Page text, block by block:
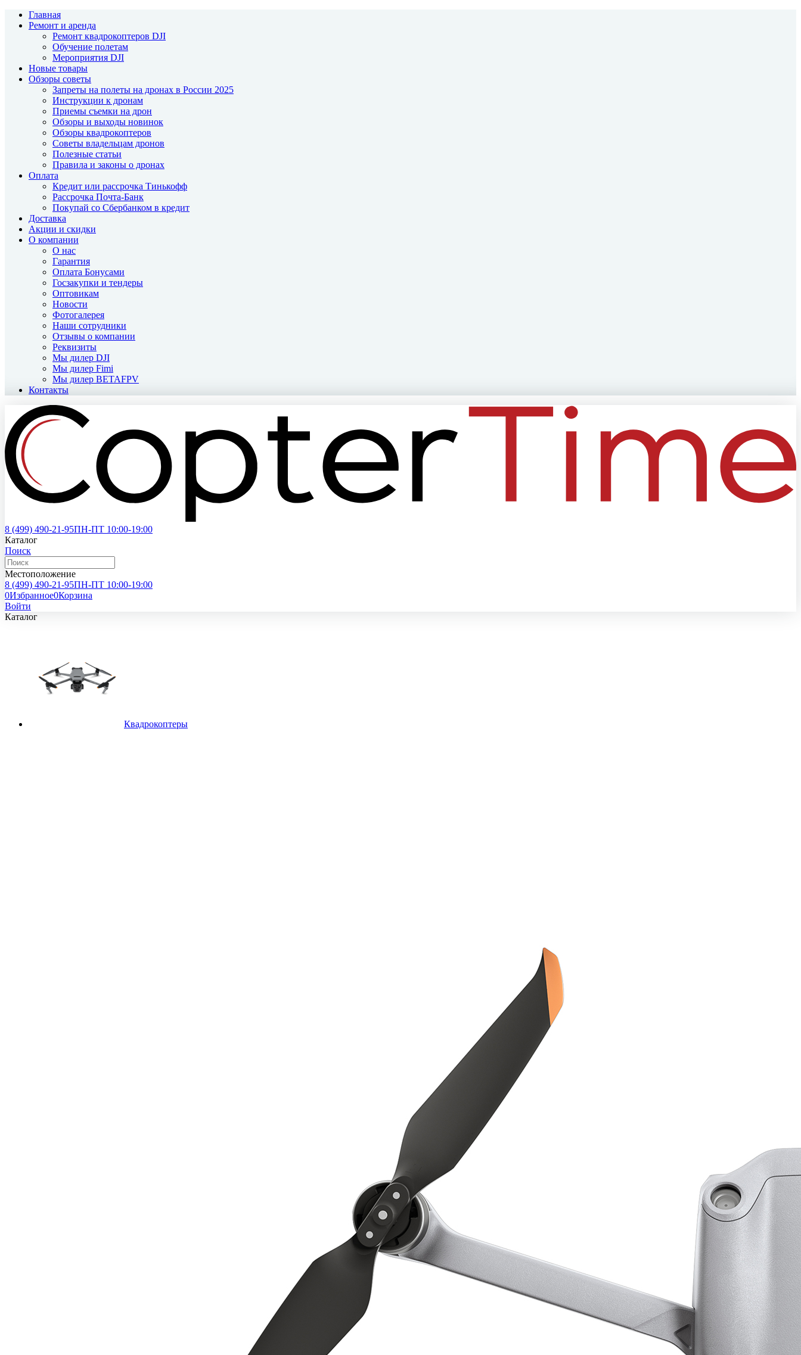
Главная
Ремонт и аренда
Ремонт квадрокоптеров DJI
Обучение полетам
Мероприятия DJI
Новые товары
Обзоры советы
Запреты на полеты на дронах в России 2025
Инструкции к дронам
Приемы съемки на дрон
Обзоры и выходы новинок
Обзоры квадрокоптеров
Советы владельцам дронов
Полезные статьи
Правила и законы о дронах
Оплата
Кредит или рассрочка Тинькофф
Рассрочка Почта-Банк
Покупай со Сбербанком в кредит
Доставка
Акции и скидки
О компании
О нас
Гарантия
Оплата Бонусами
Госзакупки и тендеры
Оптовикам
Новости
Фотогалерея
Наши сотрудники
Отзывы о компании
Реквизиты
Мы дилер DJI
Мы дилер Fimi
Мы дилер BETAFPV
Контакты
8 (499) 490-21-95ПН-ПТ 10:00-19:00
Каталог
Поиск
Местоположение
8 (499) 490-21-95ПН-ПТ 10:00-19:00
0Избранное0Корзина
Войти
Каталог
Квадрокоптеры